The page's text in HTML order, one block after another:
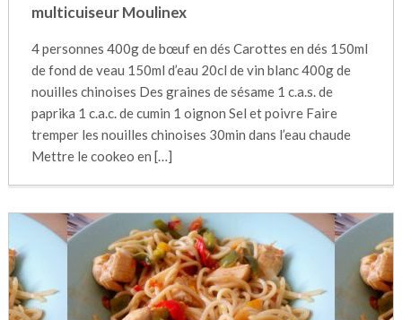
multicuiseur Moulinex
4 personnes 400g de bœuf en dés Carottes en dés 150ml
de fond de veau 150ml d’eau 20cl de vin blanc 400g de
nouilles chinoises Des graines de sésame 1 c.a.s. de
paprika 1 c.a.c. de cumin 1 oignon Sel et poivre Faire
tremper les nouilles chinoises 30min dans l’eau chaude
Mettre le cookeo en […]